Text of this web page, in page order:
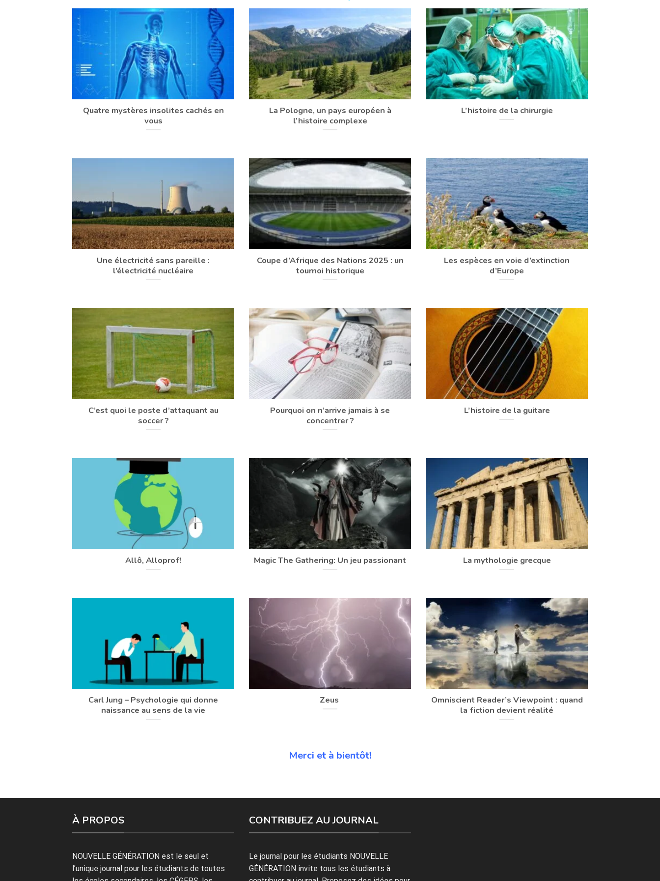
Quatre mystères insolites cachés en
vous
La Pologne, un pays européen à
l’histoire complexe
L’histoire de la chirurgie
Une électricité sans pareille :
l’électricité nucléaire
Coupe d’Afrique des Nations 2025 : un
tournoi historique
Les espèces en voie d’extinction
d’Europe
C’est quoi le poste d’attaquant au
soccer ?
Pourquoi on n’arrive jamais à se
concentrer ?
L’histoire de la guitare
Allô, Alloprof! Magic The Gathering: Un jeu passionant La mythologie grecque
Carl Jung – Psychologie qui donne
naissance au sens de la vie
Zeus
Omniscient Reader’s Viewpoint : quand
la fiction devient réalité
Merci et à bientôt!
À PROPOS
NOUVELLE GÉNÉRATION est le seul et
l’unique journal pour les étudiants de toutes
CONTRIBUEZ AU JOURNAL
Le journal pour les étudiants NOUVELLE
GÉNÉRATION invite tous les étudiants à